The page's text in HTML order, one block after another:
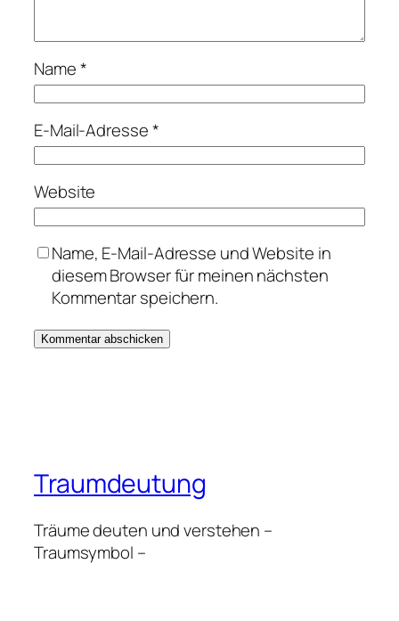
Name*
E-Mail-Adresse*
Website
Name, E-Mail-Adresse und Website in
diesem Browser für meinen nächsten
Kommentar speichern.
Traumdeutung
Träume deuten und verstehen –
Traumsymbol –